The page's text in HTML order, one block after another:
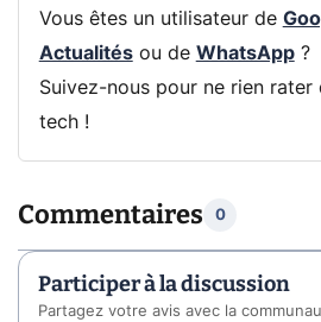
Vous êtes un utilisateur de
Actualitésou de WhatsApp?
Suivez-nous pour ne rien rater
tech !
Commentaires 0
Participer à la discussion
Partagez votre avis avec la